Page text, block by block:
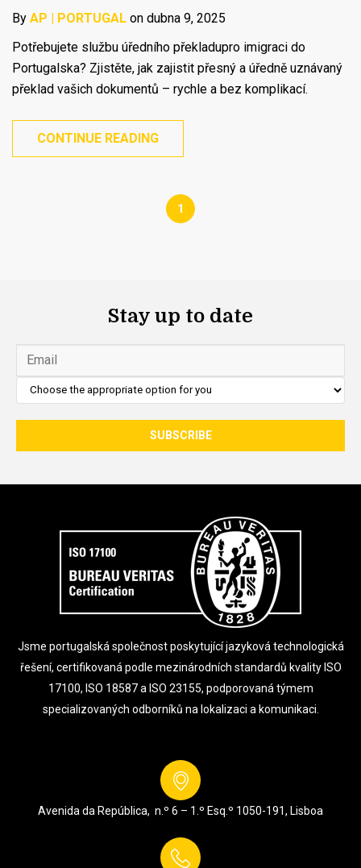
By AP | PORTUGAL on dubna 9, 2025
Potřebujete službu úředního překladupro imigraci do
Portugalska? Zjistěte, jak zajistit přesný a úředně uznávaný
překlad vašich dokumentů – rychle a bez komplikací.
CONTINUE READING
1
Stay up to date
Jsme portugalská společnost poskytující jazyková technologická
řešení, certifikovaná podle mezinárodních standardů kvality ISO
17100, ISO 18587 a ISO 23155, podporovaná týmem
specializovaných odborníků na lokalizaci a komunikaci.
Avenida da República, n.º 6 – 1.º Esq.º 1050-191, Lisboa